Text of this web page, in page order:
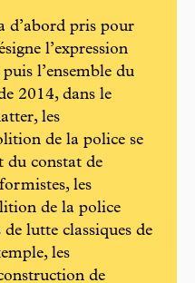
d’abord pris pour
l’expression
l’ensemble du
2014, dans le
les
de la police se
du constat de
les
de la police
lutte classiques de
les
de